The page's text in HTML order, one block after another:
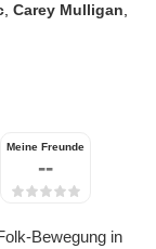
,Carey Mulligan,
Meine Freunde
--
Bewegung in